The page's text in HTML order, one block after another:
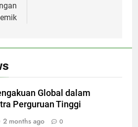
Global dalam
Perguruan Tinggi
2 months ago 0